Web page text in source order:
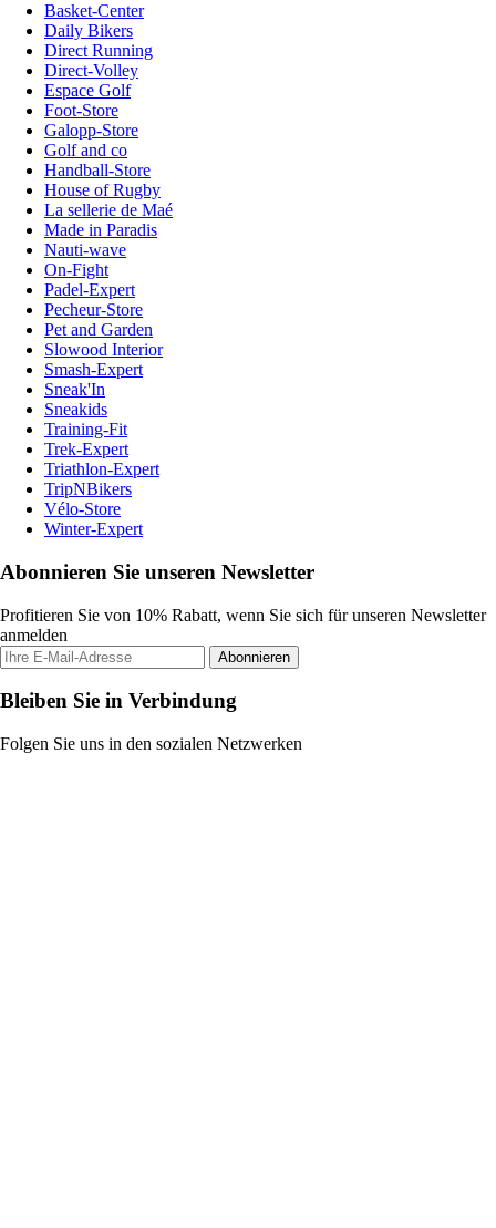
Basket-Center
Daily Bikers
Direct Running
Direct-Volley
Espace Golf
Foot-Store
Galopp-Store
Golf and co
Handball-Store
House of Rugby
La sellerie de Maé
Made in Paradis
Nauti-wave
On-Fight
Padel-Expert
Pecheur-Store
Pet and Garden
Slowood Interior
Smash-Expert
Sneak'In
Sneakids
Training-Fit
Trek-Expert
Triathlon-Expert
TripNBikers
Vélo-Store
Winter-Expert
Abonnieren Sie unseren Newsletter
Profitieren Sie von 10% Rabatt, wenn Sie sich für unseren Newsletter
anmelden
Abonnieren
Bleiben Sie in Verbindung
Folgen Sie uns in den sozialen Netzwerken